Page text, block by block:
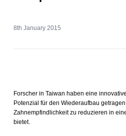
8th January 2015
Forscher in Taiwan haben eine
Potenzial für den Wiederaufbau
Zahnempfindlichkeit zu reduzieren in
bietet.